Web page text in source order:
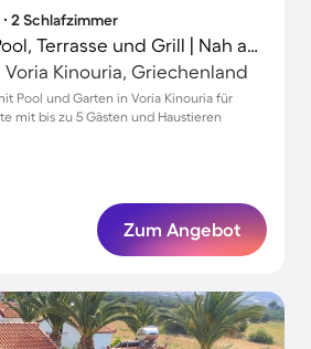
∙ 2 Schlafzimmer
Ferienhaus mit Pool, Terrasse und Grill | Nah am Strand | Haustiere sind willkommen
Voria Kinouria, Griechenland
Pool und Garten in Voria Kinouria für
mit bis zu 5 Gästen und Haustieren
Zum Angebot